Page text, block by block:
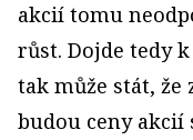
akcií tomu
růst. Dojde tedy
tak může stát, že
budou ceny akcií